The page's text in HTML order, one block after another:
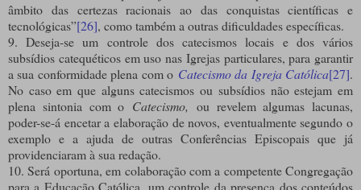
âmbito das certezas racionais ao das conquistas científicas e
tecnológicas”[26], como também a outras dificuldades específicas.
9. Deseja-se um controle dos catecismos locais e dos vários
subsídios catequéticos em uso nas Igrejas particulares, para garantir
a sua conformidade plena com o Catecismo da Igreja Católica[27].
No caso em que alguns catecismos ou subsídios não estejam em
plena sintonia com o Catecismo, ou revelem algumas lacunas,
poder-se-á encetar a elaboração de novos, eventualmente segundo o
exemplo e a ajuda de outras Conferências Episcopais que já
providenciaram à sua redação.
10. Será oportuna, em colaboração com a competente Congregação
para a Educação Católica, um controle da presença dos conteúdos